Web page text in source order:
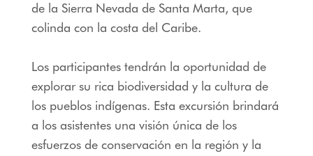
de la Sierra Nevada de Santa Marta, que
colinda con la costa del Caribe.
Los participantes tendrán la oportunidad de
explorar su rica biodiversidad y la cultura de
los pueblos indígenas. Esta excursión brindará
a los asistentes una visión única de los
esfuerzos de conservación en la región y la